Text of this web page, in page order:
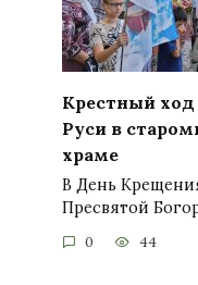
Крестный
Руси в
храме
В День
Пресвятой
0 44